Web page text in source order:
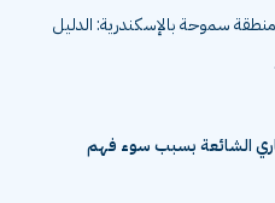
سموحة بالإسكندرية: الدليل
الشائعة بسبب سوء فهم